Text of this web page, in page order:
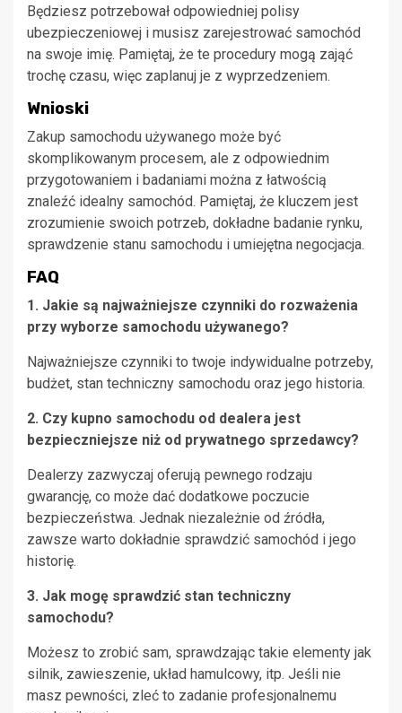
Będziesz potrzebował odpowiedniej polisy
ubezpieczeniowej i musisz zarejestrować samochód
na swoje imię. Pamiętaj, że te procedury mogą zająć
trochę czasu, więc zaplanuj je z wyprzedzeniem.
Wnioski
Zakup samochodu używanego może być
skomplikowanym procesem, ale z odpowiednim
przygotowaniem i badaniami można z łatwością
znaleźć idealny samochód. Pamiętaj, że kluczem jest
zrozumienie swoich potrzeb, dokładne badanie rynku,
sprawdzenie stanu samochodu i umiejętna negocjacja.
FAQ
1. Jakie są najważniejsze czynniki do rozważenia
przy wyborze samochodu używanego?
Najważniejsze czynniki to twoje indywidualne potrzeby,
budżet, stan techniczny samochodu oraz jego historia.
2. Czy kupno samochodu od dealera jest
bezpieczniejsze niż od prywatnego sprzedawcy?
Dealerzy zazwyczaj oferują pewnego rodzaju
gwarancję, co może dać dodatkowe poczucie
bezpieczeństwa. Jednak niezależnie od źródła,
zawsze warto dokładnie sprawdzić samochód i jego
historię.
3. Jak mogę sprawdzić stan techniczny
samochodu?
Możesz to zrobić sam, sprawdzając takie elementy jak
silnik, zawieszenie, układ hamulcowy, itp. Jeśli nie
masz pewności, zleć to zadanie profesjonalnemu